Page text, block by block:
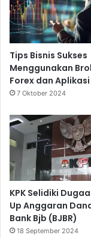
Tips Bisnis Sukses
Menggunakan
Forex dan
7 Oktober 2024
KPK Selidiki
Up Anggaran
Bank Bjb (BJBR)
18 September 2024